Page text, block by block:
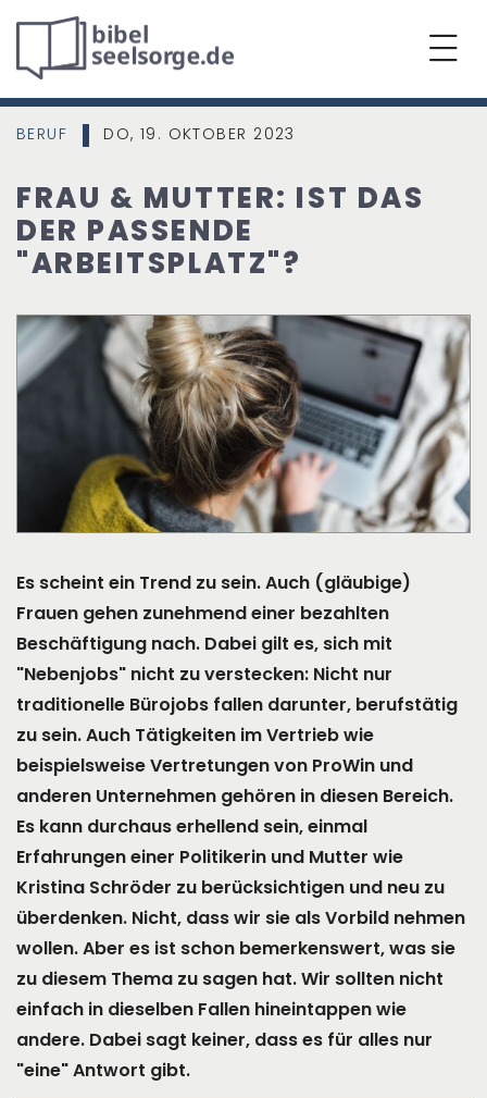
BERUF DO, 19. OKTOBER 2023
FRAU & MUTTER: IST DAS
DER PASSENDE
"ARBEITSPLATZ"?
Es scheint ein Trend zu sein. Auch (gläubige)
Frauen gehen zunehmend einer bezahlten
Beschäftigung nach. Dabei gilt es, sich mit
"Nebenjobs" nicht zu verstecken: Nicht nur
traditionelle Bürojobs fallen darunter, berufstätig
zu sein. Auch Tätigkeiten im Vertrieb wie
beispielsweise Vertretungen von ProWin und
anderen Unternehmen gehören in diesen Bereich.
Es kann durchaus erhellend sein, einmal
Erfahrungen einer Politikerin und Mutter wie
Kristina Schröder zu berücksichtigen und neu zu
überdenken. Nicht, dass wir sie als Vorbild nehmen
wollen. Aber es ist schon bemerkenswert, was sie
zu diesem Thema zu sagen hat. Wir sollten nicht
einfach in dieselben Fallen hineintappen wie
andere. Dabei sagt keiner, dass es für alles nur
"eine" Antwort gibt.